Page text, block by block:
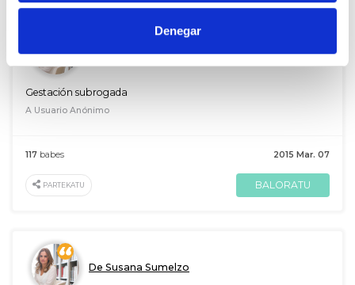
Denegar
Gestación subrogada
A Usuario Anónimo
2015 Mar. 07
117 babes
PARTEKATU BALORATU
De Susana Sumelzo